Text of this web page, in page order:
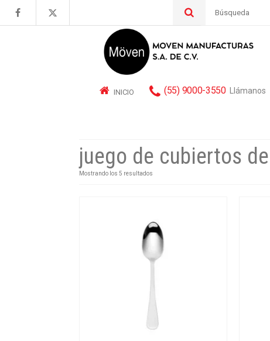
por:
INICIO (55) 9000-3550 Llámanos
juego de cubiertos
Mostrando los 5 resultados